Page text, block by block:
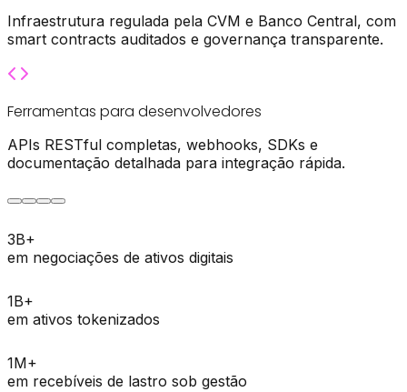
Infraestrutura regulada pela CVM e Banco Central, com
smart contracts auditados e governança transparente.
Ferramentas para desenvolvedores
APIs RESTful completas, webhooks, SDKs e
documentação detalhada para integração rápida.
3B+
em negociações de ativos digitais
1B+
em ativos tokenizados
1M+
em recebíveis de lastro sob gestão